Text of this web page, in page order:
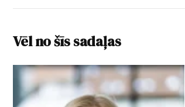
Vēl no šīs sadaļas